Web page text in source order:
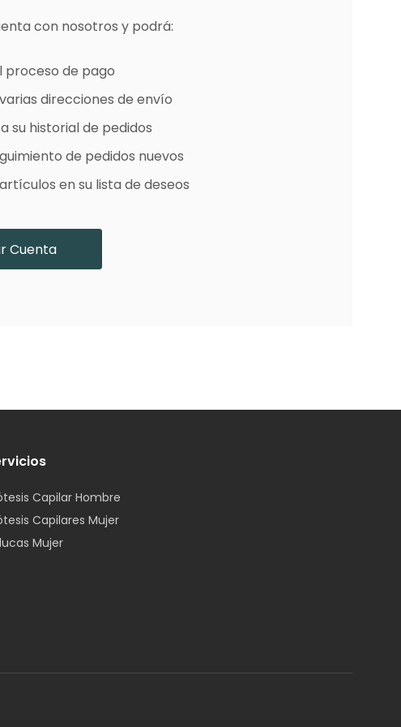
De Colores
con nosotros y podrá:
proceso de pago
direcciones de envío
su historial de pedidos
de pedidos nuevos
en su lista de deseos
Cuenta
Capilar Hombre
Capilares Mujer
Mujer